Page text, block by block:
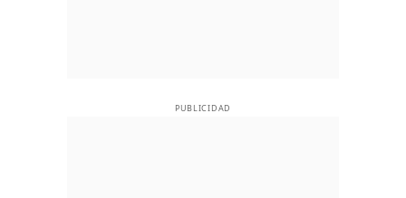
PUBLICIDAD